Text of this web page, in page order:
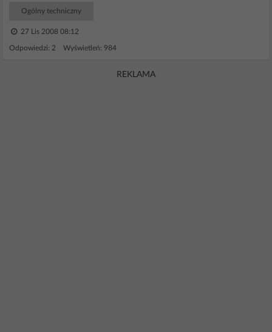
Ogólny techniczny
27 Lis 2008 08:12
Odpowiedzi: 2 Wyświetleń: 984
REKLAMA